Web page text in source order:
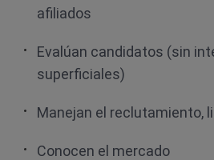
afiliados
Evalúan candidatos (sin
superficiales)
Manejan el reclutamiento,
Conocen el mercado